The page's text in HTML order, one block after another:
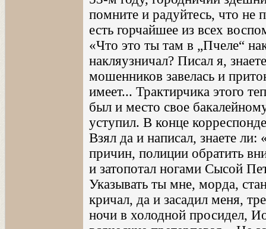
помните и радуйтесь, что не
есть горчайшее из всех
«Что это ты там в „Пчеле“
накляузничал? Писал я,
мошенников завелась и
имеет... Трактирчика этого
был и место свое
уступил. В конце
Взял да и написал, знаете
причин, полиции обратить
и затопотал ногами Сысой
Указывать ты мне, морда,
кричал, да и засадил меня,
ночи в холодной просидел,